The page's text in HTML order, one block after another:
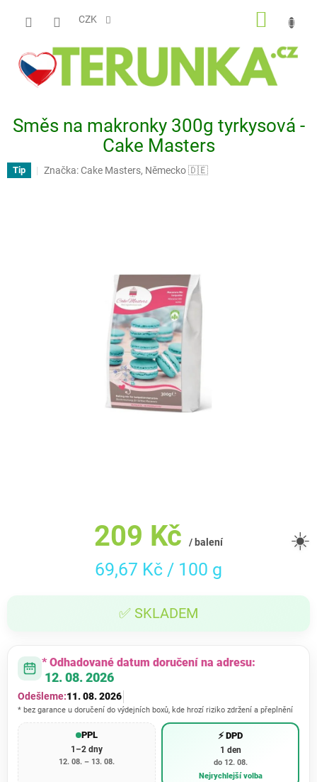
CZK
Směs na makronky 300g tyrkysová -
Cake Masters
Tip Značka:Cake Masters, Německo 🇩🇪
209 Kč / balení
Měrná
69,67 Kč / 100 g
✅ SKLADEM
☀️
* Odhadované datum doručení na adresu:
12. 08. 2026
Odešleme:11. 08. 2026
* bez garance u doručení do výdejních boxů, kde hrozí riziko zdržení a přeplnění
PPL
1–2 dny
12. 08. – 13. 08.
⚡ DPD
1 den
do 12. 08.
Nejrychlejší volba